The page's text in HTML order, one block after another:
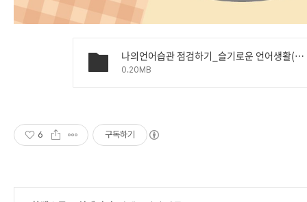
나의언어습관 점검하기_슬기로운 언어생활(1).pdf
0.20MB
6 구독하기